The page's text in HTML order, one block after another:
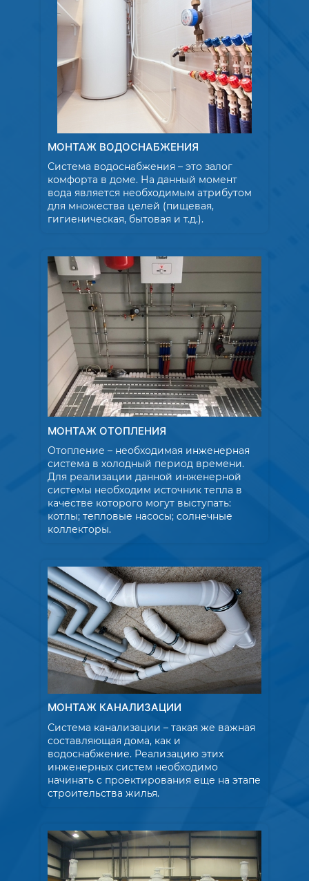
МОНТАЖ ВОДОСНАБЖЕНИЯ
Система водоснабжения – это залог
комфорта в доме. На данный момент
вода является необходимым атрибутом
для множества целей (пищевая,
гигиеническая, бытовая и т.д.).
МОНТАЖ ОТОПЛЕНИЯ
Отопление – необходимая инженерная
система в холодный период времени.
Для реализации данной инженерной
системы необходим источник тепла в
качестве которого могут выступать:
котлы; тепловые насосы; солнечные
коллекторы.
МОНТАЖ КАНАЛИЗАЦИИ
Система канализации – такая же важная
составляющая дома, как и
водоснабжение. Реализацию этих
инженерных систем необходимо
начинать с проектирования еще на этапе
строительства жилья.